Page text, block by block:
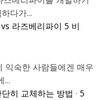
다가...
라즈베리파이 5 비
익숙한 사람들에겐 매우
...
히 교체하는 방법 · 5